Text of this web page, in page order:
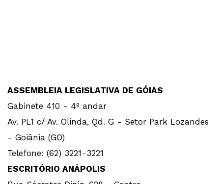
ASSEMBLEIA LEGISLATIVA DE GÓIAS
Gabinete 410 - 4º andar
Av. PL1 c/ Av. Olinda, Qd. G - Setor Park Lozandes
- Goiânia (GO)
Telefone: (62) 3221-3221
ESCRITÓRIO ANÁPOLIS